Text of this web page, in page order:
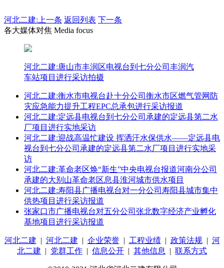
河北二建: 上一条 返回列表 下一条
各大媒体对焦 Media focus
河北二建:唐山市丰润区电视台到七分公司丰润汽
车站项目进行采访拍摄
河北二建:衡水市电视台赴十分公司衡水市区燃气管网防
灾应急能力提升工程EPC总承包进行采访报道
河北二建:定远县电视台到七分公司承建的定远县第二水
厂项目进行实地采访
河北二建:迎战高温忙建设 挥洒汗水保供水——定远县电
视台到七分公司承建的定远县第二水厂项目进行实地采
访
河北二建:革命老区焕“新生”中央电视台报道河南分公司
承建的大别山革命老区息县淮河城市供水项目
河北二建:寿阳县广播电视台对一分公司寿阳县城市集中
供热项目进行采访报道
张家口市广播电视台对五分公司张北数字经济产业孵化
基地项目进行采访报道
河北二建 | 河北二建 | 企业荣誉| 工程业绩| 政策法规| 河
北二建 | 党群工作 | 信息公开 | 其他信息 | 联系方式